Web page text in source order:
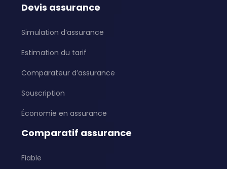
Devis assurance
Simulation d’assurance
Estimation du tarif
Comparateur d’assurance
Souscription
Économie en assurance
Comparatif assurance
Fiable